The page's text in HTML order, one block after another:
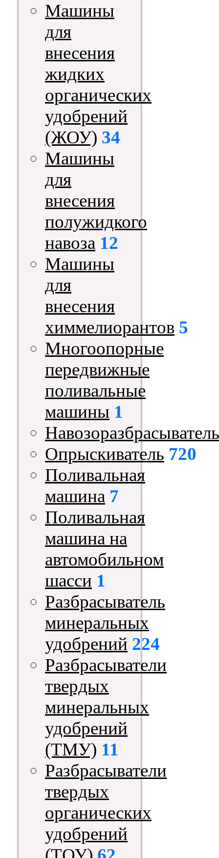
Машины
для
внесения
жидких
органических
удобрений
(ЖОУ) 34
Машины
для
внесения
полужидкого
навоза 12
Машины
для
внесения
химмелиорантов 5
Многоопорные
передвижные
поливальные
машины 1
Навозоразбрасыватель
Опрыскиватель 720
Поливальная
машина 7
Поливальная
машина на
автомобильном
шасси 1
Разбрасыватель
минеральных
удобрений 224
Разбрасыватели
твердых
минеральных
удобрений
(ТМУ) 11
Разбрасыватели
твердых
органических
удобрений